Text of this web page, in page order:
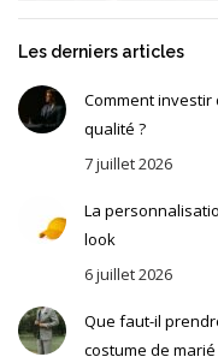
Les derniers articles
Comment
qualité ?
7 juillet 2026
La
look
6 juillet 2026
Que faut-il
costume de